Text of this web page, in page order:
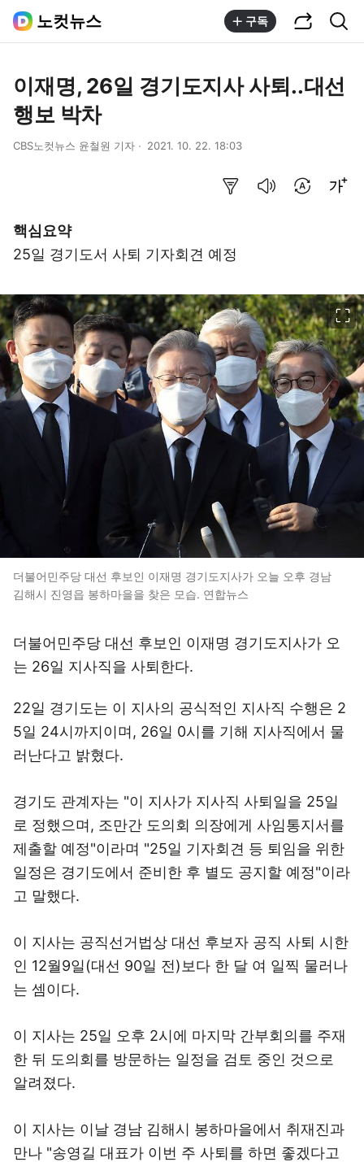
노컷뉴스 구독
이재명, 26일 경기도지사 사퇴..대선
행보 박차
CBS노컷뉴스 윤철원 기자 2021. 10. 22. 18:03
핵심요약
25일 경기도서 사퇴 기자회견 예정
더불어민주당 대선 후보인 이재명 경기도지사가 오늘 오후 경남
김해시 진영읍 봉하마을을 찾은 모습. 연합뉴스
더불어민주당 대선 후보인 이재명 경기도지사가 오
는 26일 지사직을 사퇴한다.
22일 경기도는 이 지사의 공식적인 지사직 수행은 2
5일 24시까지이며, 26일 0시를 기해 지사직에서 물
러난다고 밝혔다.
경기도 관계자는 "이 지사가 지사직 사퇴일을 25일
로 정했으며, 조만간 도의회 의장에게 사임통지서를
제출할 예정"이라며 "25일 기자회견 등 퇴임을 위한
일정은 경기도에서 준비한 후 별도 공지할 예정"이라
고 말했다.
이 지사는 공직선거법상 대선 후보자 공직 사퇴 시한
인 12월9일(대선 90일 전)보다 한 달 여 일찍 물러나
는 셈이다.
이 지사는 25일 오후 2시에 마지막 간부회의를 주재
한 뒤 도의회를 방문하는 일정을 검토 중인 것으로
알려졌다.
이 지사는 이날 경남 김해시 봉하마을에서 취재진과
만나 "송영길 대표가 이번 주 사퇴를 하면 좋겠다고